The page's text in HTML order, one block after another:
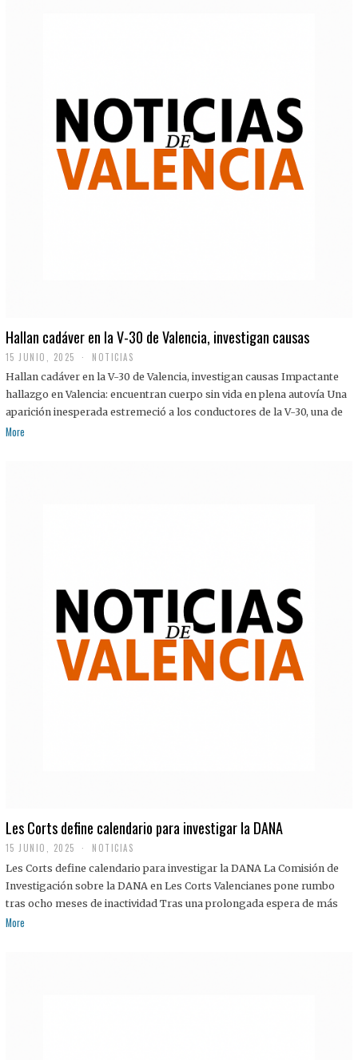
Hallan cadáver en la V-30 de Valencia, investigan causas
15 JUNIO, 2025 NOTICIAS
Hallan cadáver en la V-30 de Valencia, investigan causas Impactante
hallazgo en Valencia: encuentran cuerpo sin vida en plena autovía Una
aparición inesperada estremeció a los conductores de la V-30, una de
More
Les Corts define calendario para investigar la DANA
15 JUNIO, 2025 NOTICIAS
Les Corts define calendario para investigar la DANA La Comisión de
Investigación sobre la DANA en Les Corts Valencianes pone rumbo
tras ocho meses de inactividad Tras una prolongada espera de más
More